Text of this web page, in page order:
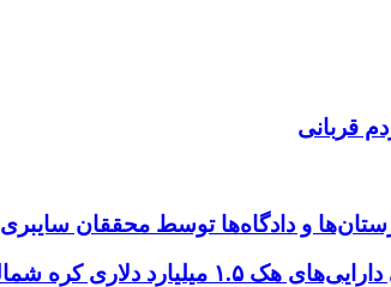
قربانی
و دادگاه‌ها توسط محققان سایبری
دلاری کره شمالی